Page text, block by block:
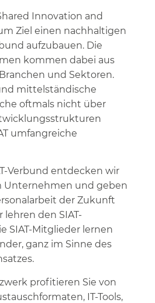
Innovation and
Ziel einen nachhaltigen
aufzubauen. Die
kommen dabei aus
und Sektoren.
mittelständische
oftmals nicht über
umfangreiche
Verbund entdecken wir
Unternehmen und geben
der Zukunft
lehren den SIAT-
SIAT-Mitglieder lernen
ganz im Sinne des
profitieren Sie von
IT-Tools,